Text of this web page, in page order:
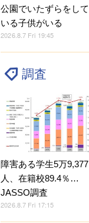
公園でいたずらをして
いる子供がいる
2026.8.7 Fri 19:45
調査
障害ある学生5万9,377
人、在籍校89.4％…
JASSO調査
2026.8.7 Fri 17:15